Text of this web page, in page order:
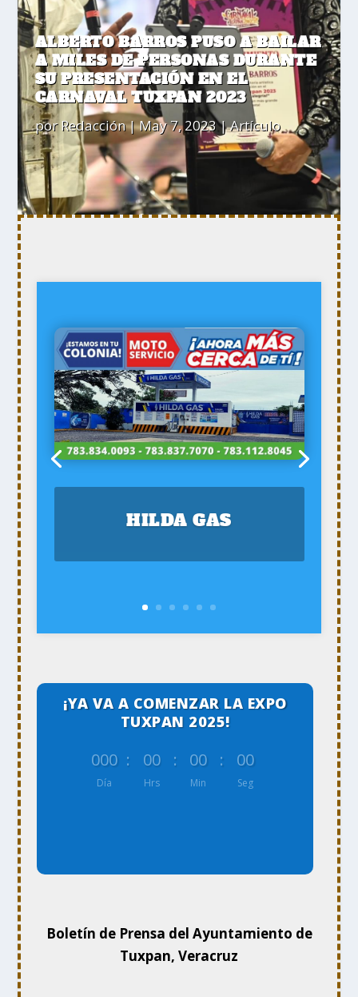
ALBERTO BARROS PUSO A BAILAR
A MILES DE PERSONAS DURANTE
SU PRESENTACIÓN EN EL
CARNAVAL TUXPAN 2023
porRedacción|May 7, 2023|Artículo
HILDA GAS
¡YA VA A COMENZAR LA EXPO
TUXPAN 2025!
000
Día
: 00
Hrs
: 00
Min
: 00
Seg
Boletín de Prensa del Ayuntamiento de
Tuxpan, Veracruz